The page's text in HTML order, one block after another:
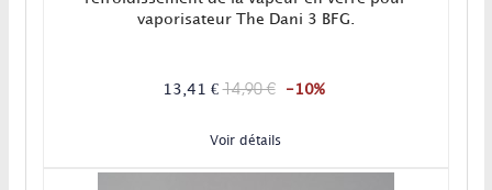
vaporisateur The Dani 3 BFG.
13,41 €14,90 € -10%
Voir détails